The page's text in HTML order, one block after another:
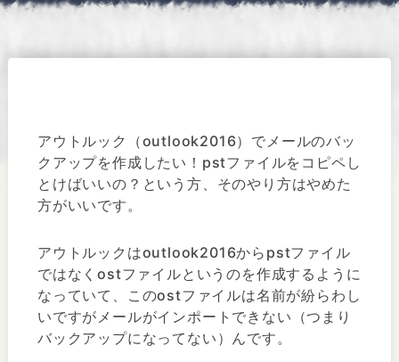
アウトルック（outlook2016）でメールのバッ
クアップを作成したい！pstファイルをコピペし
とけばいいの？という方、そのやり方はやめた
方がいいです。
アウトルックはoutlook2016からpstファイル
ではなくostファイルというのを作成するように
なっていて、このostファイルは名前が紛らわし
いですがメールがインポートできない（つまり
バックアップになってない）んです。